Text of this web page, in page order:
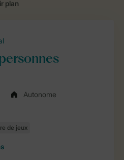
Autonome